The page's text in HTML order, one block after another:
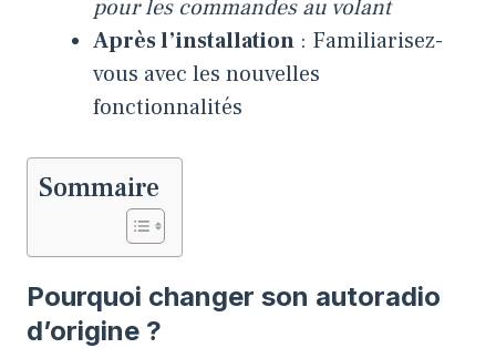
pour les commandes au volant
Après l’installation : Familiarisez-
vous avec les nouvelles
fonctionnalités
Sommaire
Pourquoi changer son autoradio
d’origine ?